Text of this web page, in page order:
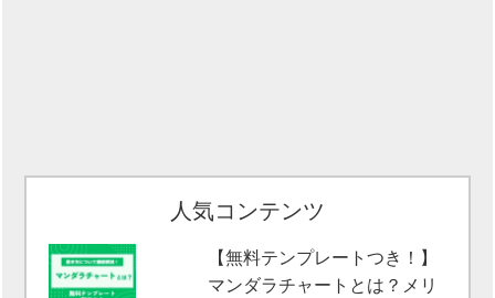
人気コンテンツ
【無料テンプレートつき！】
マンダラチャートとは？メリ